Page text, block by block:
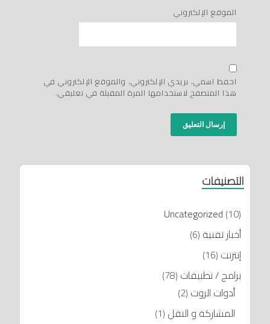
الموقع الإلكتروني
احفظ اسمي، بريدي الإلكتروني، والموقع الإلكتروني في
هذا المتصفح لاستخدامها المرة المقبلة في تعليقي.
التصنيفات
Uncategorized (10)
أخبار تقنية (6)
إنترنت (16)
برامج / تطبيقات (78)
أدوات الروت (2)
المشاركة و النقل (1)